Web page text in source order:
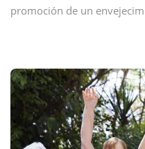
promoción de un